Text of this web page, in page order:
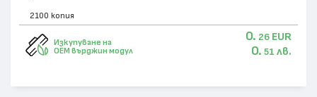
2100 копия
Изкупуване на
OEM върджин модул
0. 26 EUR
0. 51 лв.